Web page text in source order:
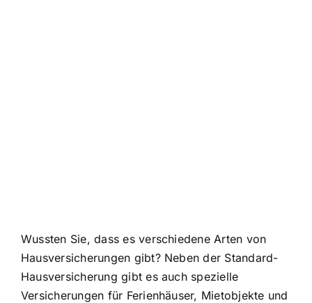
Wussten Sie, dass es verschiedene Arten von
Hausversicherungen gibt? Neben der Standard-
Hausversicherung gibt es auch spezielle
Versicherungen für Ferienhäuser, Mietobjekte und